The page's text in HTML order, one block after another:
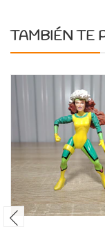
TAMBIÉN TE